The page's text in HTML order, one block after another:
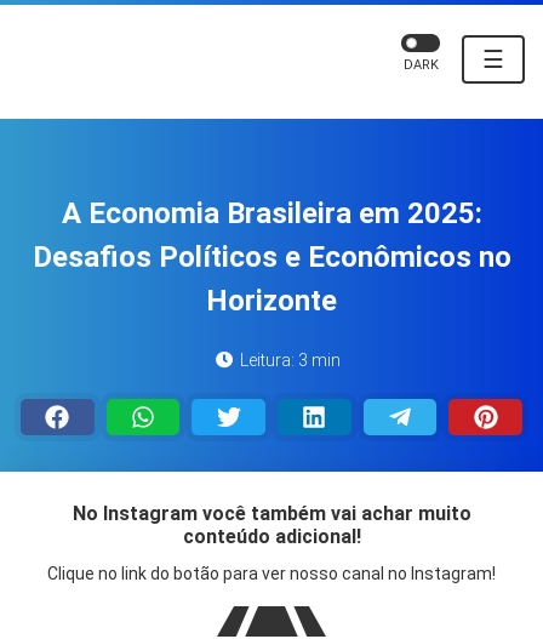
☰
DARK
A Economia Brasileira em 2025:
Desafios Políticos e Econômicos no
Horizonte
Leitura: 3 min
No Instagram você também vai achar muito
conteúdo adicional!
Clique no link do botão para ver nosso canal no Instagram!